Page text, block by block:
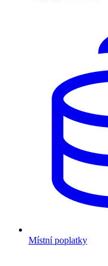
Místní poplatky